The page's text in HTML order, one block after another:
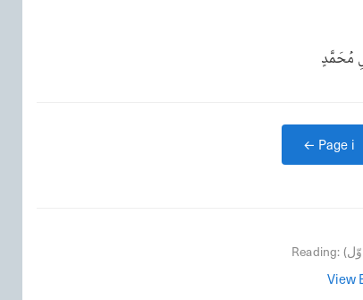
مُحَمَّدٍ
← Page i
Reading:
View